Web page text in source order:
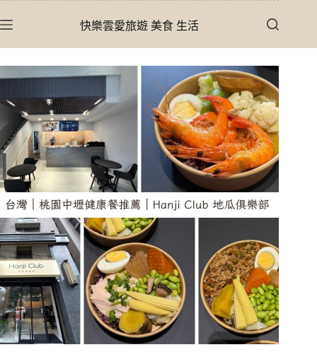
至
內
快樂雲愛旅遊 美食 生活